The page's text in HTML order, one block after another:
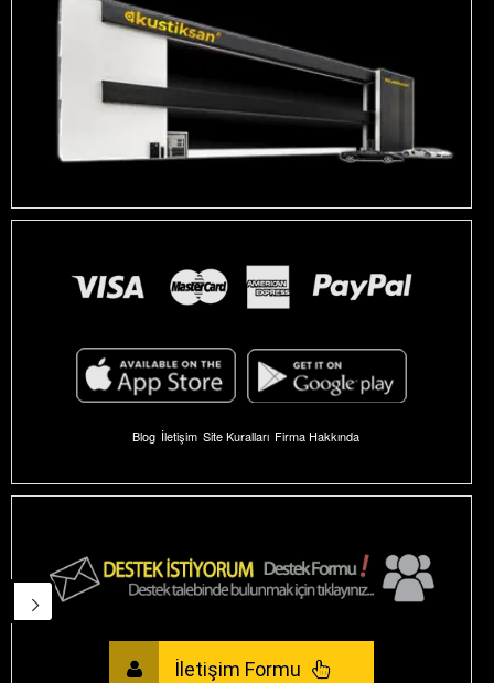
RENKLENDIRME
GÖRSELLERI
Blog İletişim Site Kuralları Firma Hakkında
İletişim Formu